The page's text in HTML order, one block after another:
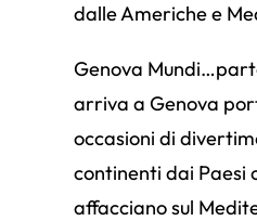
dalle Americhe e
Genova
arriva a Genova
occasioni di
continenti dai Paesi
affacciano sul